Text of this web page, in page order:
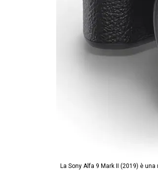
La Sony Alfa 9 Mark II (2019) è